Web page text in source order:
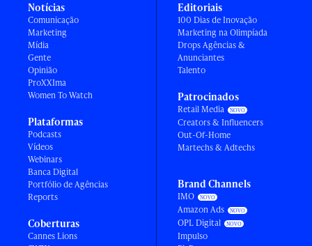
Notícias
Comunicação
Marketing
Mídia
Gente
Opinião
ProXXIma
Women To Watch
Plataformas
Podcasts
Vídeos
Webinars
Banca Digital
Portfólio de Agências
Reports
Coberturas
Cannes Lions
Editoriais
100 Dias de Inovação
Marketing na Olimpíada
Drops Agências &
Anunciantes
Talento
Patrocinados
Retail Media
Creators & Influencers
Out-Of-Home
Martechs & Adtechs
Brand Channels
IMO
Amazon Ads
OPL Digital
Impulso